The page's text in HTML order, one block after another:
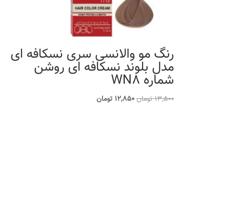
رنگ مو والانسی سری نسکافه ای
مدل بلوند نسکافه ای روشن
شماره WN8
13,500تومانقیمت
12,850 تومانقیمت